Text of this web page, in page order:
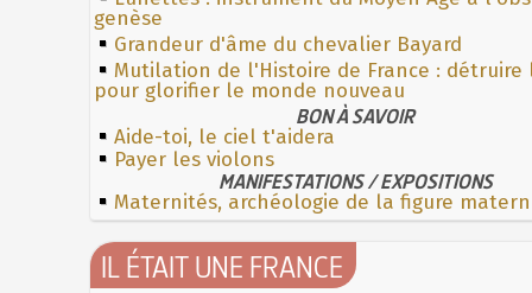
genèse
Grandeur d'âme du chevalier Bayard
Mutilation de l'Histoire de France : détruire
pour glorifier le monde nouveau
BON À SAVOIR
Aide-toi, le ciel t'aidera
Payer les violons
MANIFESTATIONS / EXPOSITIONS
Maternités, archéologie de la figure
IL ÉTAIT UNE FRANCE